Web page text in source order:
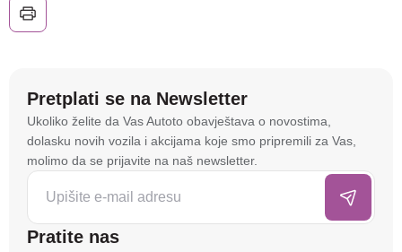
Pretplati se na Newsletter
Ukoliko želite da Vas Autoto obavještava o novostima,
dolasku novih vozila i akcijama koje smo pripremili za Vas,
molimo da se prijavite na naš newsletter.
Pratite nas
Traži
Na stranici
tehnologije kako bismo spremali i pristupali
informacijama na vašem uređaju. To nam omogućuje
da poboljšamo funkcionalnost stranice, analiziramo
posjećenost te prikazujemo personalizirane oglase i
sadržaje koji bi vas mogli zanimati. U tu svrhu mogu
se kreirati korisnički profili koji povezuju podatke s